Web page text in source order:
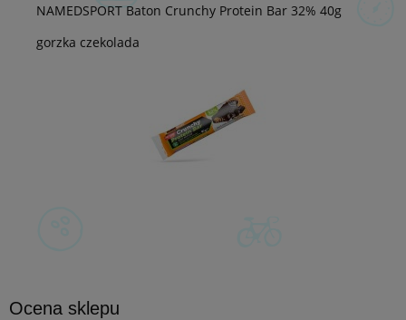
NAMEDSPORT Baton Crunchy Protein Bar 32% 40g
gorzka czekolada
Ocena sklepu